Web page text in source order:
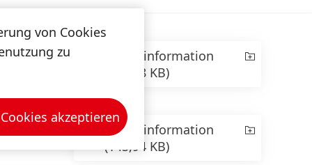
Presseinformation
(448,98 KB)
Presseinformation
(145,94 KB)
von Cookies
zu
akzeptieren